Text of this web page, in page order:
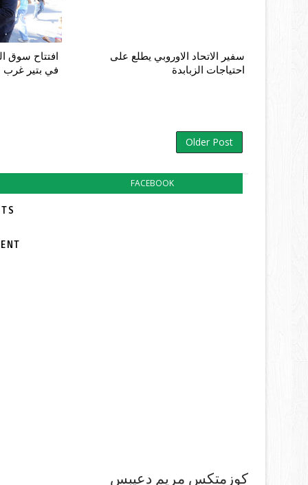
افتتاح سوق
في بتير غرب
سفير الاتحاد الاوروبي يطلع على
احتياجات الزبابدة
Older Post
FACEBOOK
كوزمتكس مريم دعيبس